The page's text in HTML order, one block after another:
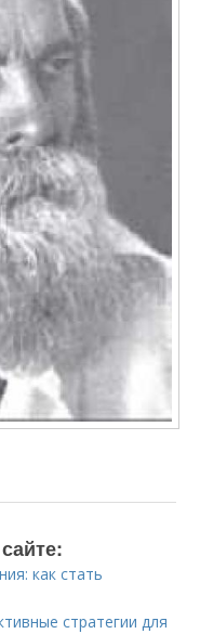
как стать
стратегии для